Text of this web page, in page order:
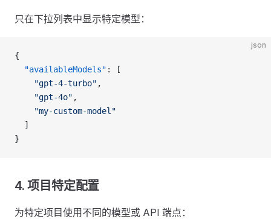
只在下拉列表中显示特定模型：
json
{
  "availableModels"
: [
    "gpt-4-turbo"
,
    "gpt-4o"
,
    "my-custom-model"
  ]
}
4. 项目特定配置
为特定项目使用不同的模型或 API 端点：